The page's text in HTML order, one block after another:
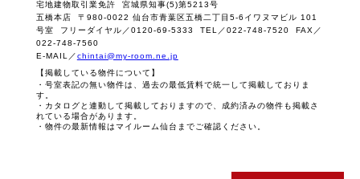
宅地建物取引業免許 宮城県知事(5)第5213号
五橋本店 〒980-0022 仙台市青葉区五橋二丁目5-6イワヌマビル 101
号室 フリーダイヤル／0120-69-5333 TEL／022-748-7520 FAX／
022-748-7560
E-MAIL／chintai@my-room.ne.jp
【掲載している物件について】
・号室表記の無い物件は、過去の最低賃料で統一して掲載しておりま
す。
・カタログと連動して掲載しておりますので、成約済みの物件も掲載さ
れている場合があります。
・物件の最新情報はマイルーム仙台までご確認ください。